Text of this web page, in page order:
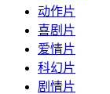
动作片
喜剧片
爱情片
科幻片
剧情片